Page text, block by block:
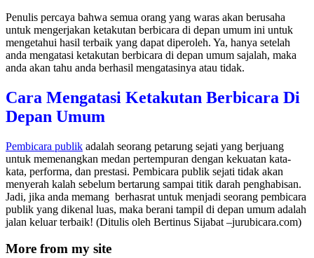
Penulis percaya bahwa semua orang yang waras akan berusaha
untuk mengerjakan ketakutan berbicara di depan umum ini untuk
mengetahui hasil terbaik yang dapat diperoleh. Ya, hanya setelah
anda mengatasi ketakutan berbicara di depan umum sajalah, maka
anda akan tahu anda berhasil mengatasinya atau tidak.
Cara Mengatasi Ketakutan Berbicara Di
Depan Umum
Pembicara publik adalah seorang petarung sejati yang berjuang
untuk memenangkan medan pertempuran dengan kekuatan kata-
kata, performa, dan prestasi. Pembicara publik sejati tidak akan
menyerah kalah sebelum bertarung sampai titik darah penghabisan.
Jadi, jika anda memang berhasrat untuk menjadi seorang pembicara
publik yang dikenal luas, maka berani tampil di depan umum adalah
jalan keluar terbaik! (Ditulis oleh Bertinus Sijabat –jurubicara.com)
More from my site